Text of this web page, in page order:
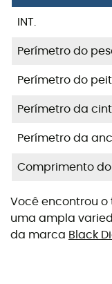
INT.
Perímetro do
Perímetro do
Perímetro da
Perímetro da
Comprimento
Você encontrou
uma ampla
da marca Black